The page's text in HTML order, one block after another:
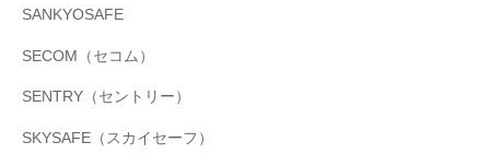
SANKYOSAFE
SECOM（セコム）
SENTRY（セントリー）
SKYSAFE（スカイセーフ）